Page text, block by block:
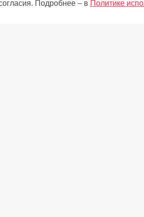
Подробнее – в Политике